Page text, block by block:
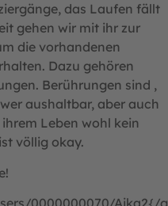
das Laufen fällt
gehen wir mit ihr zur
die vorhandenen
Dazu gehören
Berührungen sind ,
aushaltbar, aber auch
Leben wohl kein
völlig okay.
0000000070/Aika2{/